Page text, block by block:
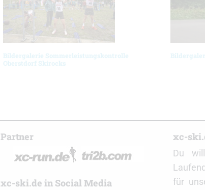
Bildergalerie Sommerleistungskontrolle
Oberstdorf Skirocks
Partner
xc-ski.de in Social Media
xc-
Du
für